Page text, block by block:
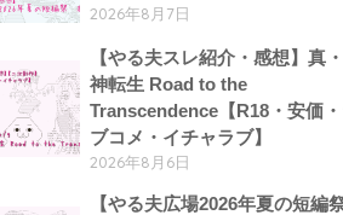
2026年8月7日
【やる夫スレ紹介・感想】真
神転生 Road to the
Transcendence【R18・安価・
ブコメ・イチャラブ】
2026年8月6日
【やる夫広場2026年夏の短編